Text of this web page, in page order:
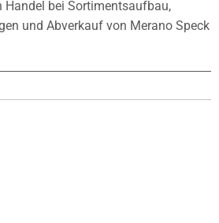
Handel bei Sortimentsaufbau,
und Abverkauf von Merano Speck